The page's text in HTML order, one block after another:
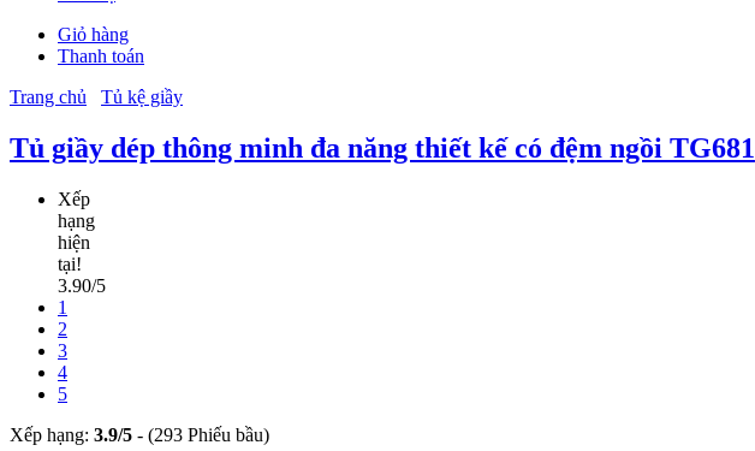
Giỏ hàng
Thanh toán
Trang chủ
Tủ kệ giầy
Tủ giầy dép thông minh đa năng thiết kế có đệm ngồi TG681
Xếp
hạng
hiện
tại!
3.90/5
1
2
3
4
5
Xếp hạng: 3.9/5 - (293 Phiếu bầu)